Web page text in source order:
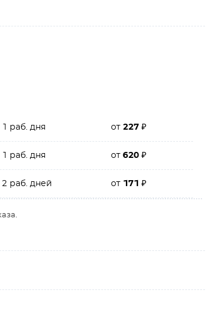
1 раб. дня от227₽
1 раб. дня от620₽
2 раб. дней от 171₽